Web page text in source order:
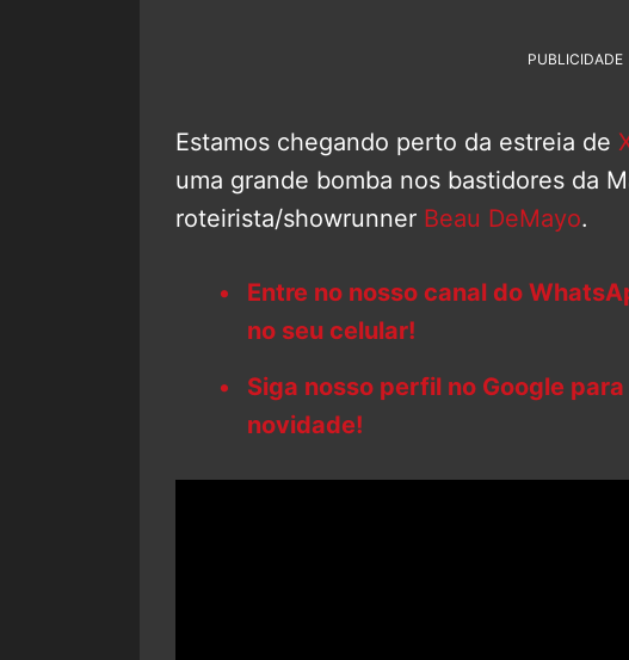
PUBLICIDADE
Estamos chegando perto da estreia de
uma grande bomba nos bastidores da
roteirista/showrunner Beau DeMayo.
Entre no nosso canal do
no seu celular!
Siga nosso perfil no Google
novidade!